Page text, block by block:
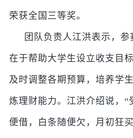
荣获全国三等奖。
团队负责人江洪表示，参
在于帮助大学生设立收支目
及时调整各期预算，培养学
炼理财能力。江洪介绍说，“
便借，白条随便欠，月初狂